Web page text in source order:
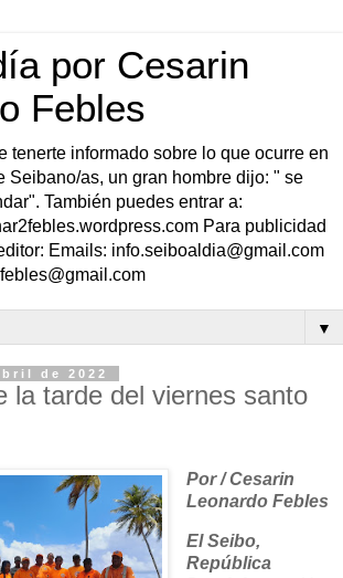
por Cesarin
Febles
tenerte informado sobre lo que ocurre en
Seibano/as, un gran hombre dijo: " se
También puedes entrar a:
Para publicidad
Emails: info.seiboaldia@gmail.com
▼
de 2022
la tarde del viernes santo
Por / Cesarin
Leonardo Febles
El Seibo,
República